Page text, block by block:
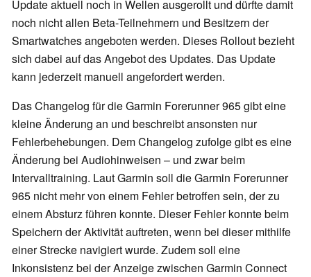
Update aktuell noch in Wellen ausgerollt und dürfte damit
noch nicht allen Beta-Teilnehmern und Besitzern der
Smartwatches angeboten werden. Dieses Rollout bezieht
sich dabei auf das Angebot des Updates. Das Update
kann jederzeit manuell angefordert werden.
Das Changelog für die Garmin Forerunner 965 gibt eine
kleine Änderung an und beschreibt ansonsten nur
Fehlerbehebungen. Dem Changelog zufolge gibt es eine
Änderung bei Audiohinweisen – und zwar beim
Intervalltraining. Laut Garmin soll die Garmin Forerunner
965 nicht mehr von einem Fehler betroffen sein, der zu
einem Absturz führen konnte. Dieser Fehler konnte beim
Speichern der Aktivität auftreten, wenn bei dieser mithilfe
einer Strecke navigiert wurde. Zudem soll eine
Inkonsistenz bei der Anzeige zwischen Garmin Connect